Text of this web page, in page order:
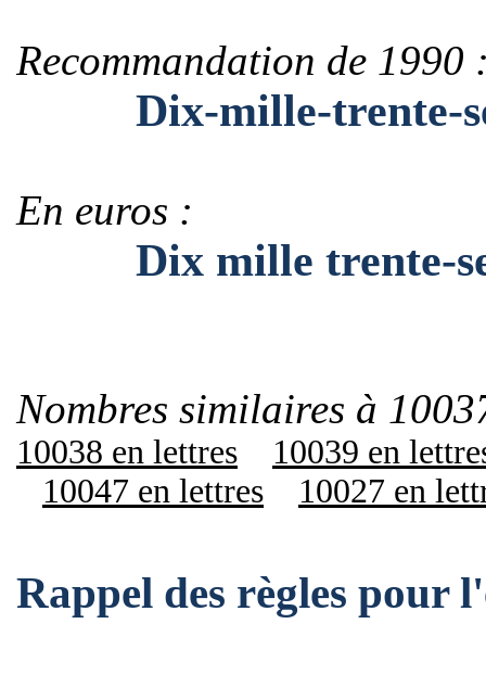
Recommandation de 1990
Dix-mille-trente-
En euros :
Dix mille trente-
Nombres similaires à
10038 en lettres
10039 en
10047 en lettres
10027 en
Rappel des règles pour